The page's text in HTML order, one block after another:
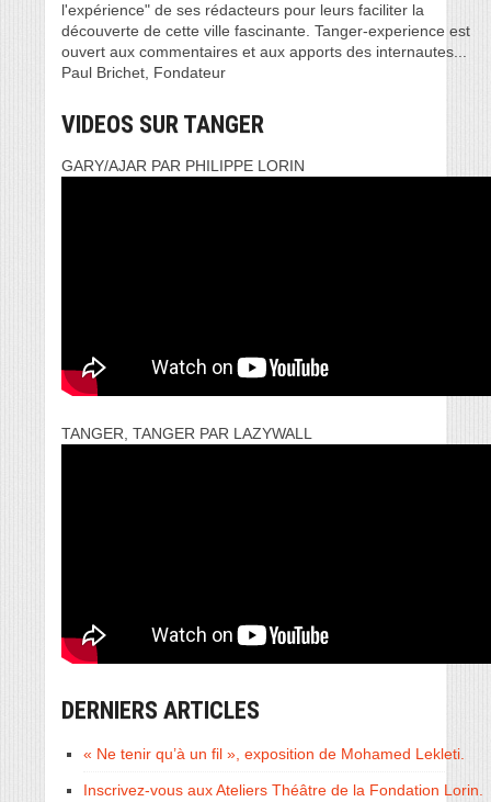
l'expérience" de ses rédacteurs pour leurs faciliter la
découverte de cette ville fascinante. Tanger-experience est
ouvert aux commentaires et aux apports des internautes...
Paul Brichet, Fondateur
VIDEOS SUR TANGER
GARY/AJAR PAR PHILIPPE LORIN
TANGER, TANGER PAR LAZYWALL
DERNIERS ARTICLES
« Ne tenir qu’à un fil », exposition de Mohamed Lekleti.
Inscrivez-vous aux Ateliers Théâtre de la Fondation Lorin.